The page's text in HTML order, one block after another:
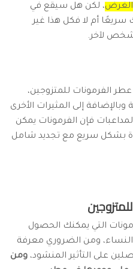
الغرض، لكن هل سيقع في
أم لا فكل هذا غير
شخص لآخر.
الفرمونات للمتزوجين،
إلى المثيرات الأخرى
فإن الفرمونات يمكن
بشكل سريع مع تجديد شامل
التي يمكنك الحصول
النساء، ومن الضروري معرفة
على التأثير المنشود، ومن